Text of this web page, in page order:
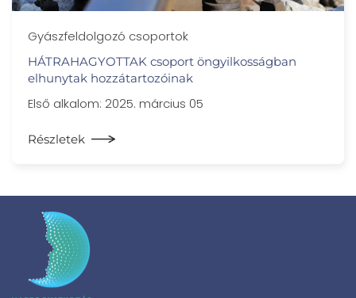
Gyászfeldolgozó csoportok
HÁTRAHAGYOTTAK csoport öngyilkosságban
elhunytak hozzátartozóinak
Első alkalom: 2025. március 05
Részletek